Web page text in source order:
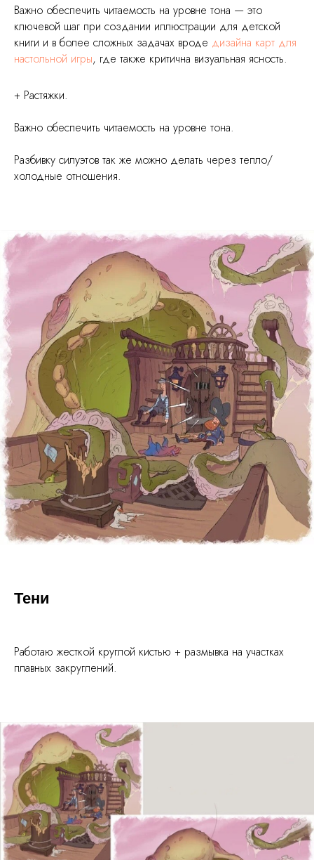
Важно обеспечить читаемость на уровне тона — это
ключевой шаг при создании иллюстрации для детской
книги и в более сложных задачах вроде дизайна карт для
настольной игры, где также критична визуальная ясность.
+ Растяжки.
Важно обеспечить читаемость на уровне тона.
Разбивку силуэтов так же можно делать через тепло/
холодные отношения.
Тени
Работаю жесткой круглой кистью + размывка на участках
плавных закруглений.